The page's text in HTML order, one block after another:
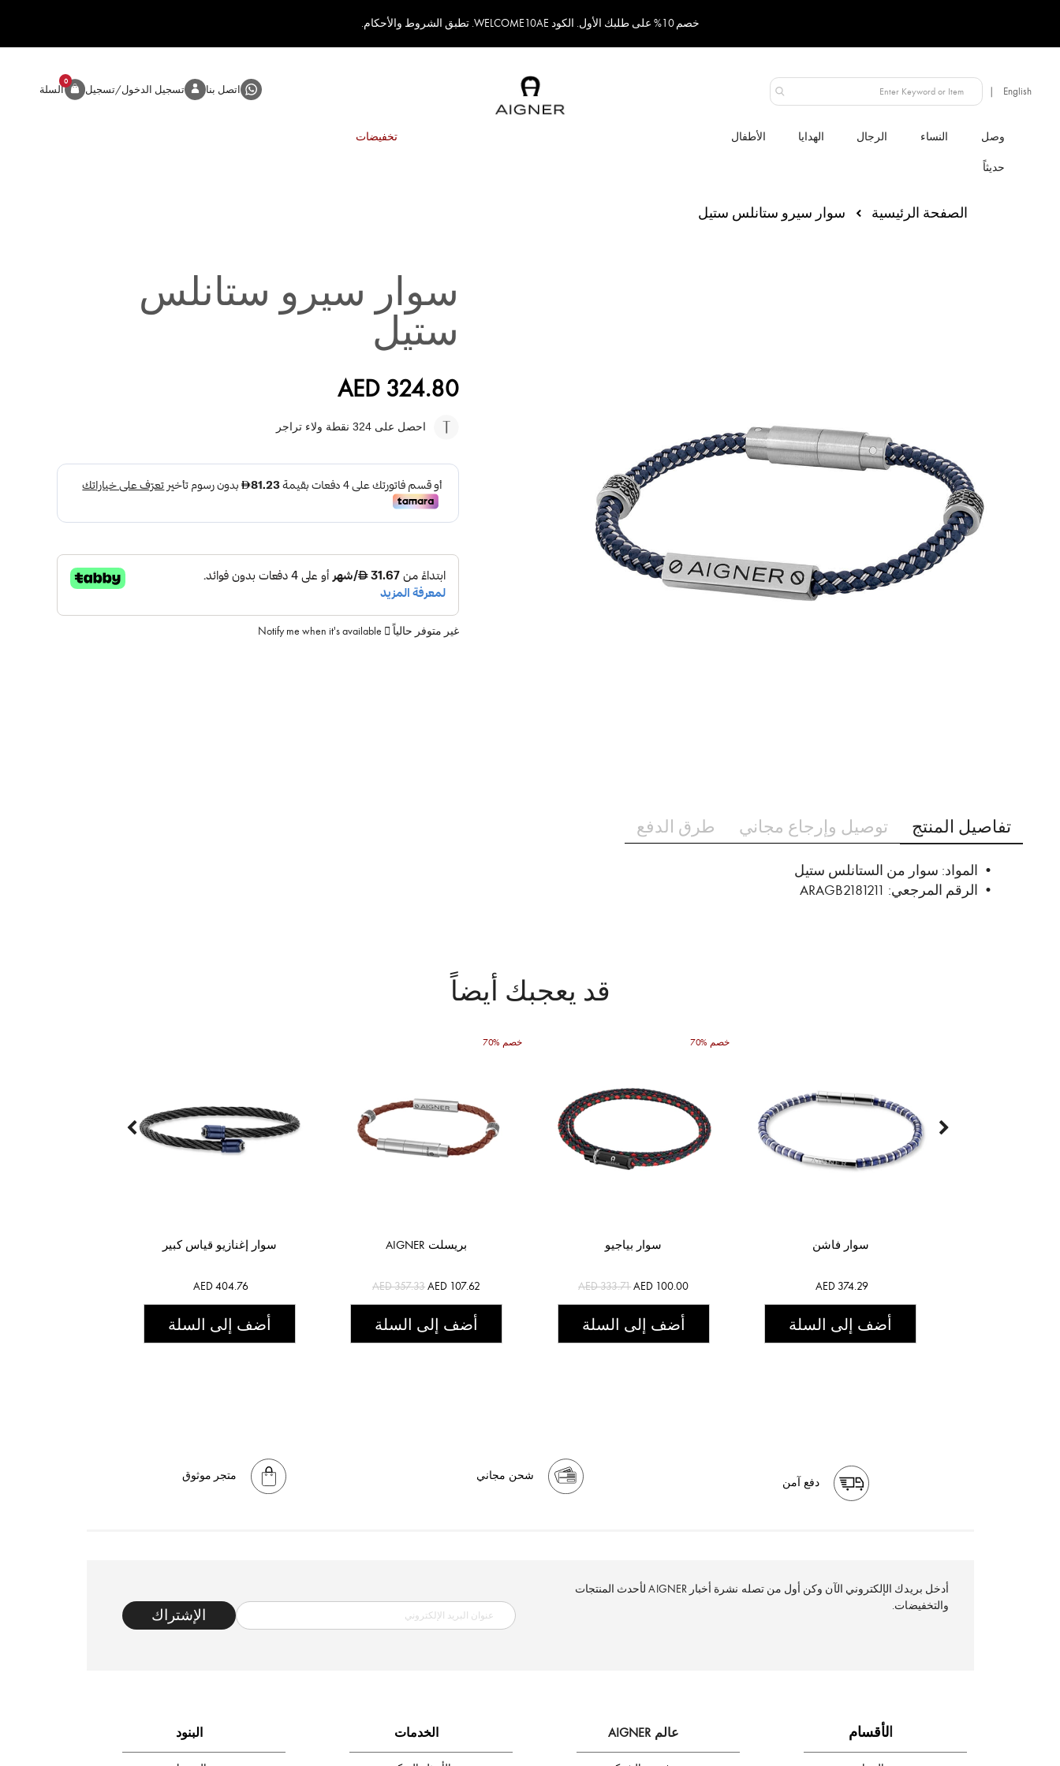
خصم 10% على طلبك الأول. الكود WELCOME10AE. تطبق الشروط والأحكام.
الإمارات العربية المتحدة اتصل بنا تسجيل الدخول/تسجيل السلة
0
المنتج
الصفحة الرئيسية سوار سيرو ستانلس ستيل
بداية
معرض
سوار سيرو ستانلس
ستيل
AED 324.80
احصل على 324 نقطة ولاء تراجر
غير متوفر حالياً Notify me when it's available
تفاصيل المنتج
• المواد: سوار من الستانلس ستيل
• الرقم المرجعي: ARAGB2181211
توصيل وإرجاع مجاني طرق الدفع
قد يعجبك أيضاً
سوار إغنازيو قياس كبير
AED 404.76
أضف إلى السلة
70% خصم
AIGNER بريسلت
AED 357.33AED 107.62
أضف إلى السلة
70% خصم
سوار بياجيو
AED 333.71AED 100.00
أضف إلى السلة
سوار فاشن
AED 374.29
أضف إلى السلة